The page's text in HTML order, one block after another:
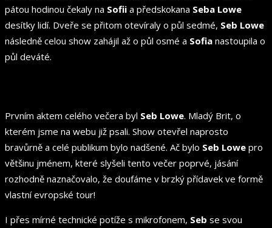
pátou hodinou čekaly na Sofii a předskokana Seba Lowe
desítky lidí. Dveře se přitom otevíraly o půl sedmé, Seb Lowe
následně celou show zahájil až o půl osmé a Sofia nastoupila o
půl deváté.
Prvním aktem celého večera byl Seb Lowe. Mladý Brit, o
kterém jsme na webu již psali. Show otevřel naprosto
bravůrně a celé publikum bylo nadšené. Ač bylo Seb Lowe pro
většinu jménem, které slyšeli tento večer poprvé, jásání
rozhodně naznačovalo, že doufáme v brzký přídavek ve formě
vlastní evropské tour!
I přes mírné technické potíže s mikrofonem, Seb se svou